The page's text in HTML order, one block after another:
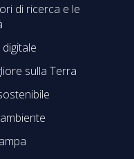
di ricerca e le
sulla Terra